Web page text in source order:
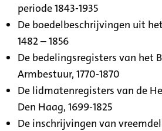
periode 1843-1935
De boedelbeschrijvingen uit
1482 – 1856
De bedelingsregisters van het
Armbestuur, 1770-1870
De lidmatenregisters van de
Den Haag, 1699-1825
De inschrijvingen van